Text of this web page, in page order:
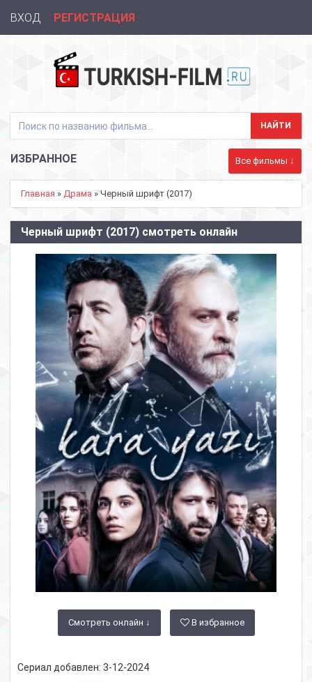
ВХОД РЕГИСТРАЦИЯ
ИЗБРАННОЕ Все фильмы ↓
Главная » Драма » Черный шрифт (2017)
Черный шрифт (2017) смотреть онлайн
Смотреть онлайн ↓ В избранное
Сериал добавлен: 3-12-2024